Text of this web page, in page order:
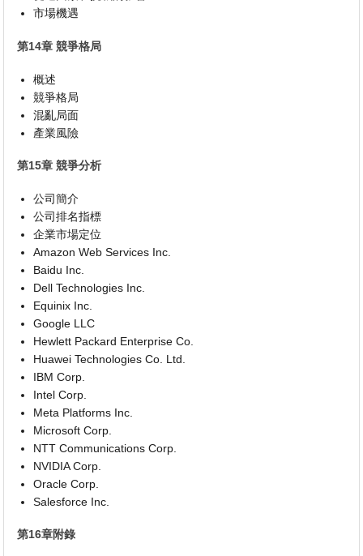
市場機遇
第14章 競爭格局
概述
競爭格局
混亂局面
產業風險
第15章 競爭分析
公司簡介
公司排名指標
企業市場定位
Amazon Web Services Inc.
Baidu Inc.
Dell Technologies Inc.
Equinix Inc.
Google LLC
Hewlett Packard Enterprise Co.
Huawei Technologies Co. Ltd.
IBM Corp.
Intel Corp.
Meta Platforms Inc.
Microsoft Corp.
NTT Communications Corp.
NVIDIA Corp.
Oracle Corp.
Salesforce Inc.
第16章附錄